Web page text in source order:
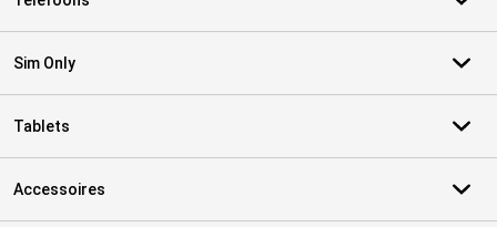
Sim Only
Tablets
Accessoires